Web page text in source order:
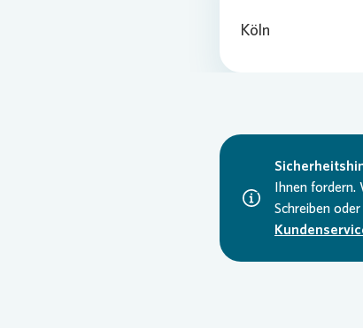
Köln
Ihnen fordern.
Schreiben